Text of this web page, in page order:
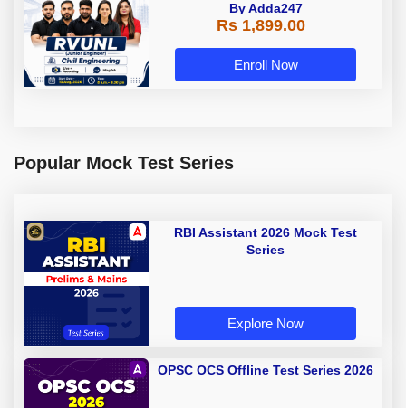
By Adda247
Rs 1,899.00
Enroll Now
Popular Mock Test Series
RBI Assistant 2026 Mock Test
Series
Explore Now
OPSC OCS Offline Test Series 2026